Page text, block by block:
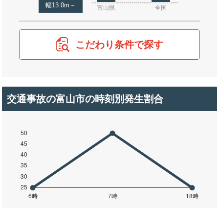
幅13.0m～ 富山県 全国
こだわり条件で探す
交通事故の富山市の時刻別発生割合